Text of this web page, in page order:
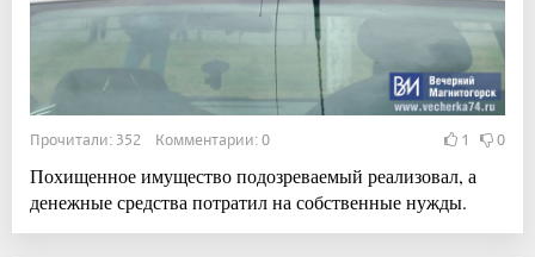
Прочитали: 352 Комментарии: 0 1 0
Похищенное имущество подозреваемый реализовал, а
денежные средства потратил на собственные нужды.